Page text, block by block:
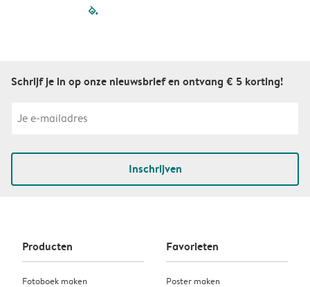
filled-pagination
Schrijf je in op onze nieuwsbrief en ontvang € 5 korting!
Inschrijven
Producten
Fotoboek maken
Favorieten
Poster maken